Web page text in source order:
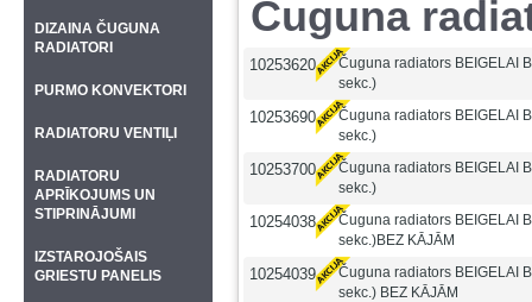
Čuguna
10253620
Čuguna radiators BEIGELAI
sekc.)
10253690
Čuguna radiators BEIGELAI
sekc.)
10253700
Čuguna radiators BEIGELAI
sekc.)
10254038
Čuguna radiators BEIGELAI
sekc.)BEZ KĀJĀM
10254039
Čuguna radiators BEIGELAI
sekc.) BEZ KĀJĀM
DIZAINA ČUGUNA
RADIATORI
PURMO KONVEKTORI
RADIATORU VENTIĻI
RADIATORU
APRĪKOJUMS UN
STIPRINĀJUMI
IZSTAROJOŠAIS
GRIESTU PANELIS